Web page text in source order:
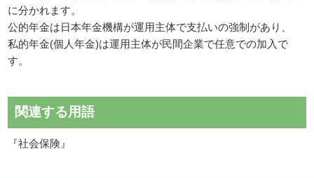
に分かれます。
公的年金は日本年金機構が運用主体で支払いの強制があり、
私的年金(個人年金)は運用主体が民間企業で任意での加入で
す。
関連する用語
『社会保険』